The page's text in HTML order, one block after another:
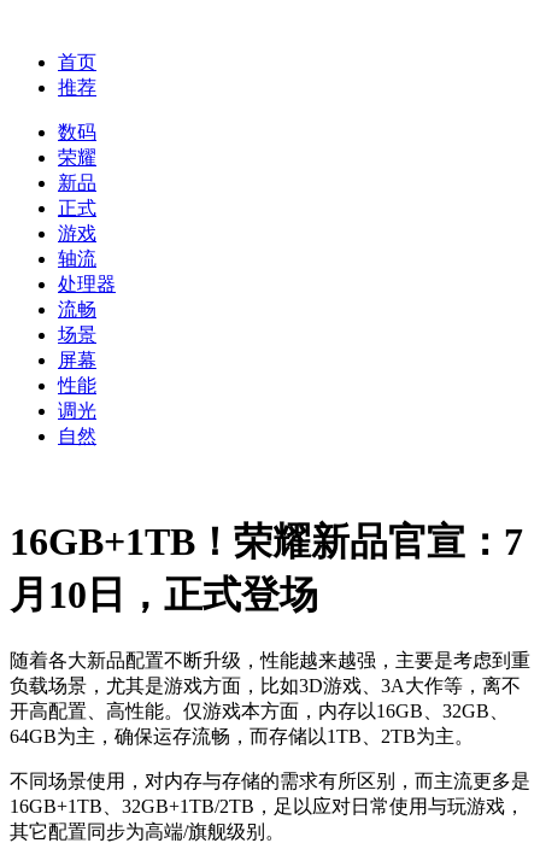
首页
推荐
数码
荣耀
新品
正式
游戏
轴流
处理器
流畅
场景
屏幕
性能
调光
自然
16GB+1TB！荣耀新品官宣：7
月10日，正式登场
随着各大新品配置不断升级，性能越来越强，主要是考虑到重
负载场景，尤其是游戏方面，比如3D游戏、3A大作等，离不
开高配置、高性能。仅游戏本方面，内存以16GB、32GB、
64GB为主，确保运存流畅，而存储以1TB、2TB为主。
不同场景使用，对内存与存储的需求有所区别，而主流更多是
16GB+1TB、32GB+1TB/2TB，足以应对日常使用与玩游戏，
其它配置同步为高端/旗舰级别。